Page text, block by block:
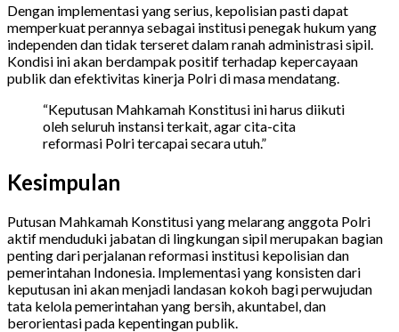
Dengan implementasi yang serius, kepolisian pasti dapat
memperkuat perannya sebagai institusi penegak hukum yang
independen dan tidak terseret dalam ranah administrasi sipil.
Kondisi ini akan berdampak positif terhadap kepercayaan
publik dan efektivitas kinerja Polri di masa mendatang.
“Keputusan Mahkamah Konstitusi ini harus diikuti
oleh seluruh instansi terkait, agar cita-cita
reformasi Polri tercapai secara utuh.”
Kesimpulan
Putusan Mahkamah Konstitusi yang melarang anggota Polri
aktif menduduki jabatan di lingkungan sipil merupakan bagian
penting dari perjalanan reformasi institusi kepolisian dan
pemerintahan Indonesia. Implementasi yang konsisten dari
keputusan ini akan menjadi landasan kokoh bagi perwujudan
tata kelola pemerintahan yang bersih, akuntabel, dan
berorientasi pada kepentingan publik.